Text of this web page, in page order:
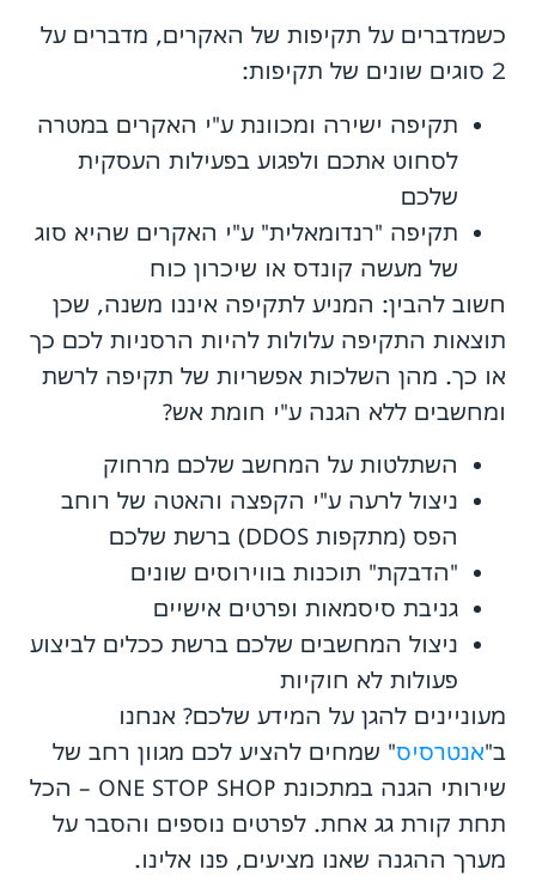
כשמדברים על תקיפות של האקרים, מדברים על
2 סוגים שונים של תקיפות:
תקיפה ישירה ומכוונת ע"י האקרים במטרה
לסחוט אתכם ולפגוע בפעילות העסקית
שלכם
תקיפה "רנדומאלית" ע"י האקרים שהיא סוג
של מעשה קונדס או שיכרון כוח
חשוב להבין: המניע לתקיפה איננו משנה, שכן
תוצאות התקיפה עלולות להיות הרסניות לכם כך
או כך. מהן השלכות אפשריות של תקיפה לרשת
ומחשבים ללא הגנה ע"י חומת אש?
השתלטות על המחשב שלכם מרחוק
ניצול לרעה ע"י הקפצה והאטה של רוחב
הפס (מתקפות DDOS) ברשת שלכם
"הדבקת" תוכנות בווירוסים שונים
גניבת סיסמאות ופרטים אישיים
ניצול המחשבים שלכם ברשת ככלים לביצוע
פעולות לא חוקיות
מעוניינים להגן על המידע שלכם? אנחנו
ב"אנטרסיס" שמחים להציע לכם מגוון רחב של
שירותי הגנה במתכונת ONE STOP SHOP – הכל
תחת קורת גג אחת. לפרטים נוספים והסבר על
מערך ההגנה שאנו מציעים, פנו אלינו.